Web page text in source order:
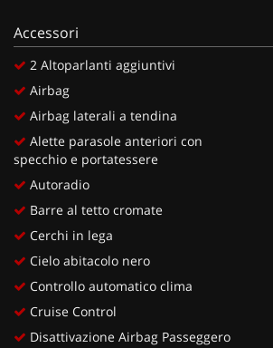
Accessori
2 Altoparlanti aggiuntivi
Airbag
Airbag laterali a tendina
Alette parasole anteriori con
specchio e portatessere
Autoradio
Barre al tetto cromate
Cerchi in lega
Cielo abitacolo nero
Controllo automatico clima
Cruise Control
Disattivazione Airbag Passeggero